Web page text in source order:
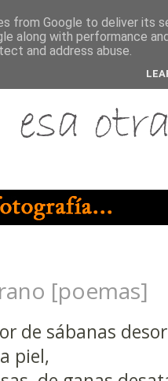
[poemas]
de sábanas
piel,
from Google to deliver its
along with performance
and address abuse.